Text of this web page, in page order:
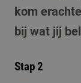
kom
bij wat jij
Stap 2